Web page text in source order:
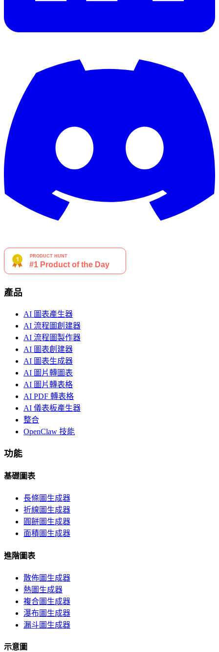
產品
AI 圖表產生器
AI 流程圖創建器
AI 流程圖製作器
AI 圖表創建器
AI 圖表生成器
AI 圖片轉圖表
AI 圖片轉表格
AI PDF 轉表格
AI 儀表板產生器
整合
OpenClaw 技能
功能
基礎圖表
長條圖生成器
折線圖生成器
圓餅圖生成器
面積圖生成器
進階圖表
散佈圖生成器
熱圖生成器
複合圖生成器
瀑布圖生成器
漏斗圖生成器
示意圖